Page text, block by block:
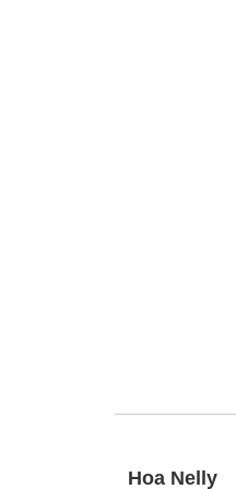
Hoa Nelly